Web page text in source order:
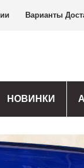
Варианты
НОВИНКИ